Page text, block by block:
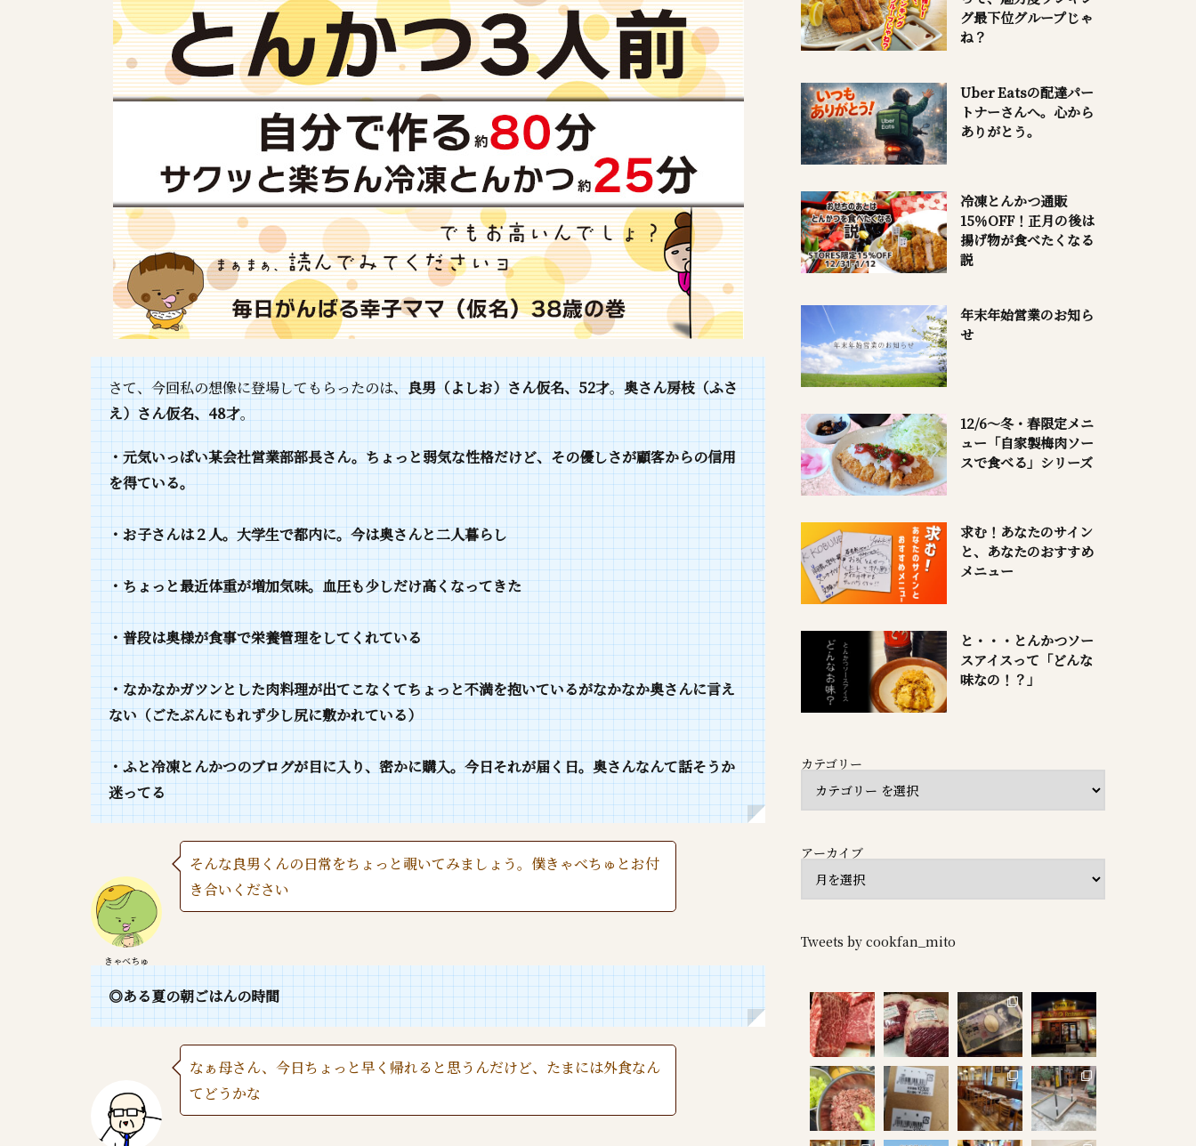
さて、今回私の想像に登場してもらったのは、良男（よしお）さん仮名、52才。奥さん房枝（ふさ
え）さん仮名、48才。
・元気いっぱい某会社営業部部長さん。ちょっと弱気な性格だけど、その優しさが顧客からの信用
を得ている。
・お子さんは２人。大学生で都内に。今は奥さんと二人暮らし
・ちょっと最近体重が増加気味。血圧も少しだけ高くなってきた
・普段は奥様が食事で栄養管理をしてくれている
・なかなかガツンとした肉料理が出てこなくてちょっと不満を抱いているがなかなか奥さんに言え
ない（ごたぶんにもれず少し尻に敷かれている）
・ふと冷凍とんかつのブログが目に入り、密かに購入。今日それが届く日。奥さんなんて話そうか
迷ってる
きゃべちゅ
そんな良男くんの日常をちょっと覗いてみましょう。僕きゃべちゅとお付
き合いください
◎ある夏の朝ごはんの時間
なぁ母さん、今日ちょっと早く帰れると思うんだけど、たまには外食なん
てどうかな
グ最下位グループじゃ
ね？
Uber Eatsの配達パー
トナーさんへ。心から
ありがとう。
冷凍とんかつ通販
15％OFF！正月の後は
揚げ物が食べたくなる
説
年末年始営業のお知ら
せ
12/6～冬・春限定メニ
ュー「自家製梅肉ソー
スで食べる」シリーズ
求む！あなたのサイン
と、あなたのおすすめ
メニュー
と・・・とんかつソー
スアイスって「どんな
味なの！？」
カテゴリー
アーカイブ
Tweets by cookfan_mito